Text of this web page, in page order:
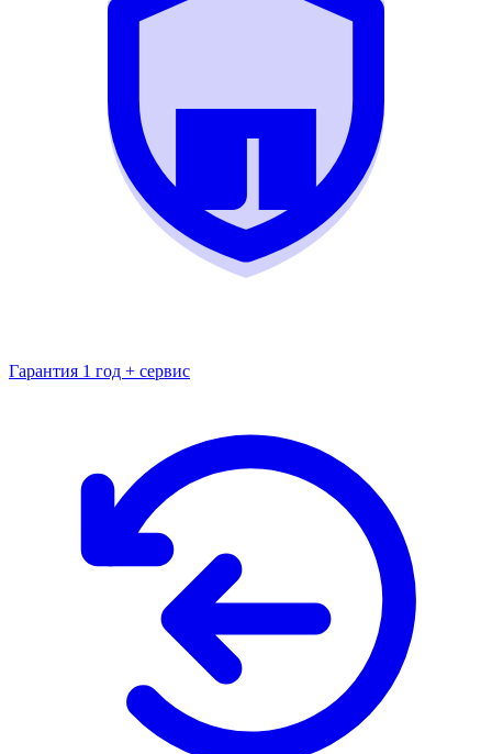
Гарантия 1 год + сервис